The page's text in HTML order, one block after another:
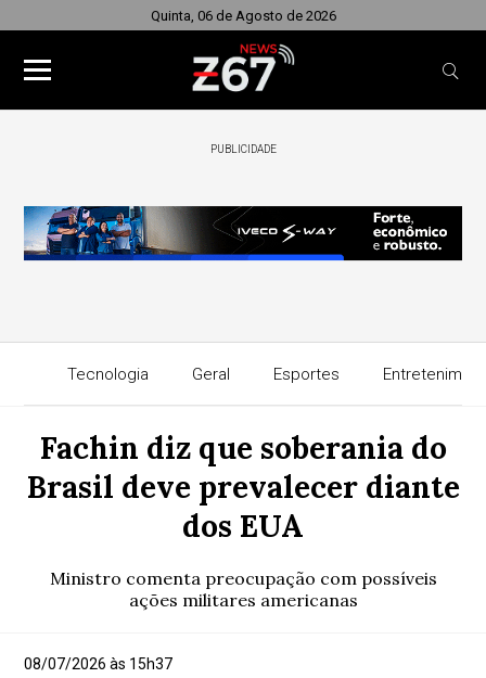
Quinta, 06 de Agosto de 2026
PUBLICIDADE
Tecnologia Geral Esportes
Fachin diz que soberania do
Brasil deve prevalecer diante
dos EUA
Ministro comenta preocupação com possíveis
ações militares americanas
08/07/2026 às 15h37